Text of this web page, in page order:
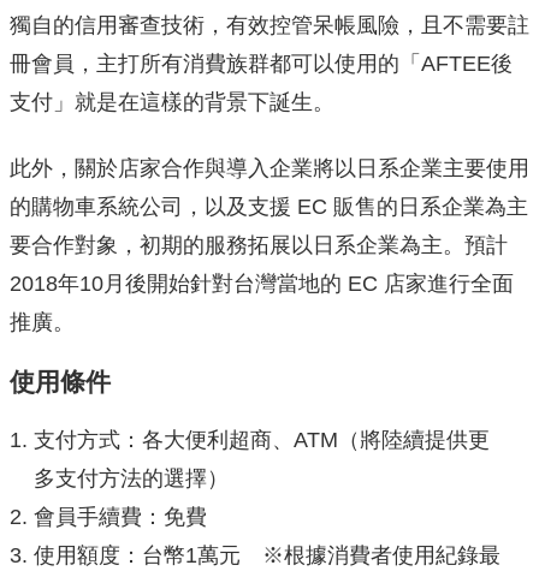
獨自的信用審查技術，有效控管呆帳風險，且不需要註
冊會員，主打所有消費族群都可以使用的「AFTEE後
支付」就是在這樣的背景下誕生。
此外，關於店家合作與導入企業將以日系企業主要使用
的購物車系統公司，以及支援 EC 販售的日系企業為主
要合作對象，初期的服務拓展以日系企業為主。預計
2018年10月後開始針對台灣當地的 EC 店家進行全面
推廣。
使用條件
支付方式：各大便利超商、ATM（將陸續提供更
多支付方法的選擇）
會員手續費：免費
使用額度：台幣1萬元 ※根據消費者使用紀錄最